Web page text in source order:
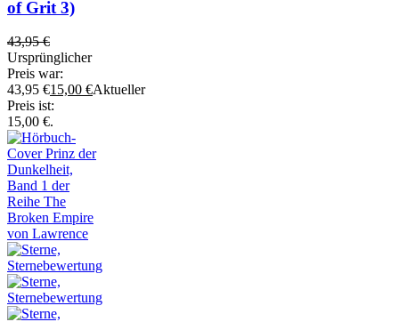
of Grit 3)
43,95€
Ursprünglicher
Preis war:
43,95 €15,00 €Aktueller
Preis ist:
15,00 €.